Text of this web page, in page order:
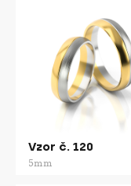
Vzor č. 120
5mm